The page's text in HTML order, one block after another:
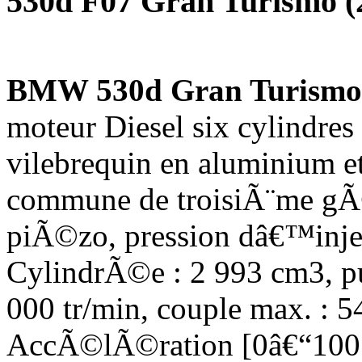
BMW 530d Gran
moteur Diesel six cylindres
vilebrequin en aluminium
commune de troisiÃ¨me
piÃ©zo, pression
CylindrÃ©e : 2 993 cm3,
000 tr/min, couple max. :
AccÃ©lÃ©ration [0â€“100